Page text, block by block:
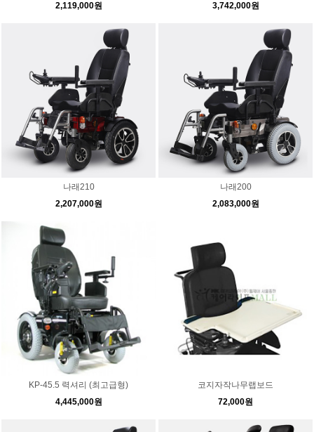
2,119,000원
3,742,000원
나래210
2,207,000원
나래200
2,083,000원
KP-45.5 력셔리 (최고급형)
4,445,000원
코지자작나무랩보드
72,000원